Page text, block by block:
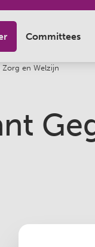
Zorg en Welzijn